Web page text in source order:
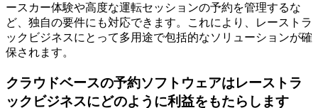
ースカー体験や高度な運転セッションの予約を管理するな
ど、独自の要件にも対応できます。これにより、レーストラ
ックビジネスにとって多用途で包括的なソリューションが確
保されます。
クラウドベースの予約ソフトウェアはレーストラ
ックビジネスにどのように利益をもたらします